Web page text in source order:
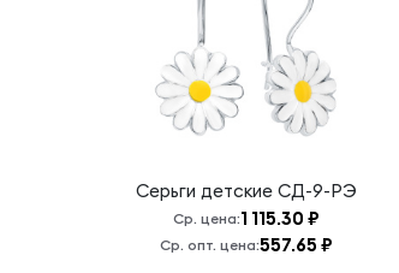
Серьги детские СД-9-РЭ
Ср. цена:1 115.30 ₽
Ср. опт. цена:557.65 ₽